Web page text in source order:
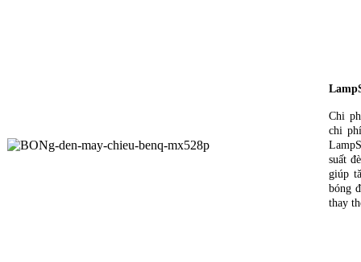
Chi
chi
suất
giúp
bóng
thay